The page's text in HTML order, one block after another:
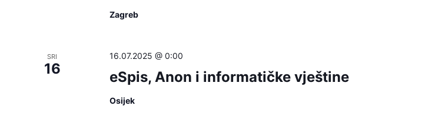
Zagreb
SRI
16 eSpis, Anon i informatičke vještine
16.07.2025 @ 0:00
Osijek